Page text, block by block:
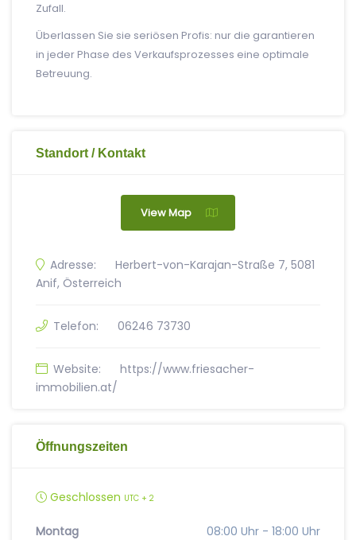
Zufall.
Überlassen Sie sie seriösen Profis: nur die garantieren
in jeder Phase des Verkaufsprozesses eine optimale
Betreuung.
Standort / Kontakt
View Map
Adresse:
Herbert-von-Karajan-Straße 7, 5081
Anif, Österreich
Telefon: 06246 73730
Website:
https://www.friesacher-
immobilien.at/
Öffnungszeiten
Geschlossen UTC + 2
Montag 08:00 Uhr - 18:00 Uhr